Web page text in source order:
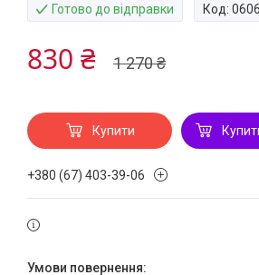
Готово до відправки Код:
1 270 ₴
830 ₴
Купити
+380 (67) 403-39-06